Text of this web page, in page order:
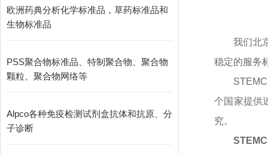
欧洲药典分析化学标准品，草药标准品和
生物标准品
PSS聚合物标准品、特制聚合物、聚合物
颗粒、聚合物网络等
Alpco各种免疫检测试剂盒抗体和抗原、分
子诊断
我们北
稳定的服务
个国家提供
究。